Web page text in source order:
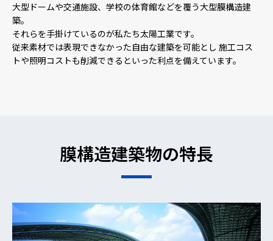
大型ドームや交通施設、学校の体育館などを覆う大型膜構造建
築。
それらを手掛けているのが私たち太陽工業です。
従来素材では表現できなかった自由な建築を可能とし 施工コス
トや照明コストも削減できるといった利点を備えています。
膜構造建築物の特長